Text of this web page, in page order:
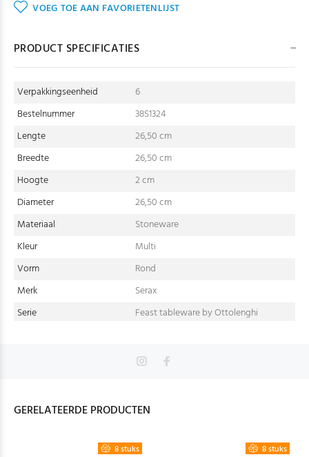
VOEG TOE AAN FAVORIETENLIJST
PRODUCT SPECIFICATIES
Verpakkingseenheid
6
Bestelnummer
38S1324
Lengte
26,50 cm
Breedte
26,50 cm
Hoogte
2 cm
Diameter
26,50 cm
Materiaal
Stoneware
Kleur
Multi
Vorm
Rond
Merk
Serax
Serie
Feast tableware by Ottolenghi
GERELATEERDE PRODUCTEN
8 stuks 8 stuks